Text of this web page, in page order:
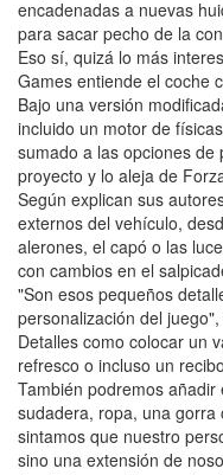
encadenadas a nuevas
para sacar pecho de la
Eso sí, quizá lo más
Games entiende el coche
Bajo una versión
incluido un motor de
sumado a las opciones de
proyecto y lo aleja de
Según explican sus
externos del vehículo,
alerones, el capó o las
con cambios en el
"Son esos pequeños
personalización del
Detalles como colocar un
refresco o incluso un
También podremos
sudadera, ropa, una
sintamos que nuestro
sino una extensión de